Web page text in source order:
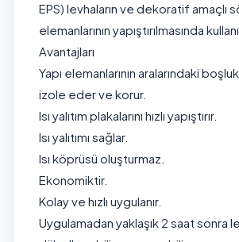
EPS) levhaların ve dekoratif amaçlı
elemanlarının yapıştırılmasında
Avantajları
Yapı elemanlarının aralarındaki
izole eder ve korur.
Isı yalıtım plakalarını hızlı yapıştırır.
Isı yalıtımı sağlar.
Isı köprüsü oluşturmaz.
Ekonomiktir.
Kolay ve hızlı uygulanır.
Uygulamadan yaklaşık 2 saat sonra